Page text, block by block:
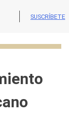
SUSCRÍBETE